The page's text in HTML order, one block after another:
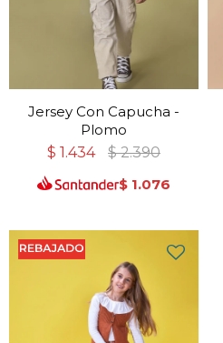
Jersey Con Capucha -
Plomo
$ 1.434 $ 2.390
$ 1.076